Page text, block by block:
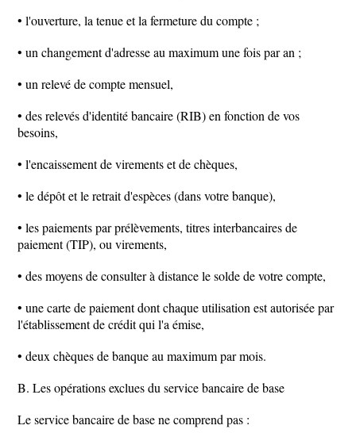
• l'ouverture, la tenue et la fermeture du compte ;
• un changement d'adresse au maximum une fois par an ;
• un relevé de compte mensuel,
• des relevés d'identité bancaire (RIB) en fonction de vos
besoins,
• l'encaissement de virements et de chèques,
• le dépôt et le retrait d'espèces (dans votre banque),
• les paiements par prélèvements, titres interbancaires de
paiement (TIP), ou virements,
• des moyens de consulter à distance le solde de votre compte,
• une carte de paiement dont chaque utilisation est autorisée par
l'établissement de crédit qui l'a émise,
• deux chèques de banque au maximum par mois.
B. Les opérations exclues du service bancaire de base
Le service bancaire de base ne comprend pas :